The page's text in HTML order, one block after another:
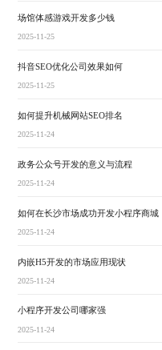
场馆体感游戏开发多少钱
2025-11-25
抖音SEO优化公司效果如何
2025-11-25
如何提升机械网站SEO排名
2025-11-24
政务公众号开发的意义与流程
2025-11-24
如何在长沙市场成功开发小程序商城
2025-11-24
内嵌H5开发的市场应用现状
2025-11-24
小程序开发公司哪家强
2025-11-24